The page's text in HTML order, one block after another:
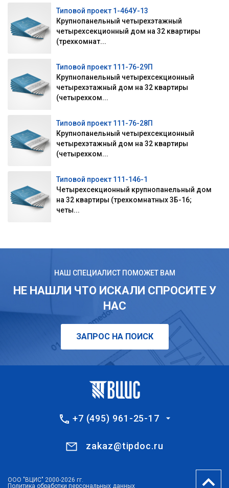
Типовой проект 1-464У-13
Крупнопанельный четырехэтажный
четырехсекционный дом на 32 квартиры
(трехкомнат...
Типовой проект 111-76-29П
Крупнопанельный четырехсекционный
четырехэтажный дом на 32 квартиры
(четырехком...
Типовой проект 111-76-28П
Крупнопанельный четырехсекционный
четырехэтажный дом на 32 квартиры
(четырехком...
Типовой проект 111-146-1
Четырехсекционный крупнопанельный дом
на 32 квартиры (трехкомнатных 3Б-16;
четы...
НАШ СПЕЦИАЛИСТ ПОМОЖЕТ ВАМ
НЕ НАШЛИ ЧТО ИСКАЛИ СПРОСИТЕ У
НАС
ЗАПРОС НА ПОИСК
+7 (495) 961-25-17
zakaz@tipdoc.ru
ООО "ВЦИС" 2000-2026 гг.
Политика обработки персональных данных